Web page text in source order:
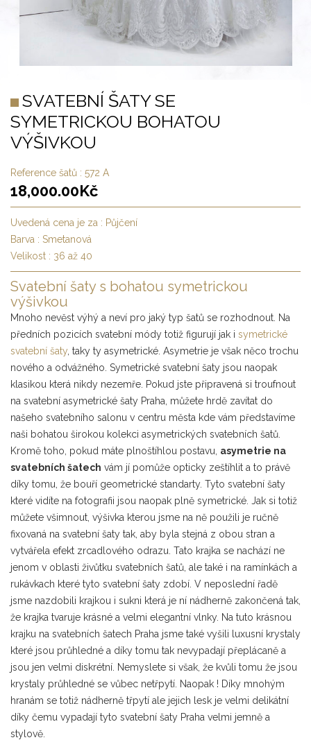
SVATEBNÍ ŠATY SE
SYMETRICKOU BOHATOU
VÝŠIVKOU
Reference šatů : 572 A
18,000.00Kč
Uvedená cena je za : Půjčení
Barva : Smetanová
Velikost : 36 až 40
Svatební šaty s bohatou symetrickou
výšivkou
Mnoho nevěst výhý a neví pro jaký typ šatů se rozhodnout. Na
předních pozicích svatební módy totiž figurují jak i symetrické
svatební šaty , taky ty asymetrické. Asymetrie je však něco trochu
nového a odvážného. Symetrické svatební šaty jsou naopak
klasikou která nikdy nezemře. Pokud jste připravená si troufnout
na svatební asymetrické šaty Praha, můžete hrdě zavítat do
našeho svatebního salonu v centru města kde vám představíme
naši bohatou širokou kolekci asymetrických svatebních šatů.
Kromě toho, pokud máte plnoštíhlou postavu, asymetrie na
svatebních šatech vám jí pomůže opticky zeštíhlit a to právě
díky tomu, že bouří geometrické standarty. Tyto svatební šaty
které vidíte na fotografii jsou naopak plně symetrické. Jak si totiž
můžete všimnout, výšivka kterou jsme na ně použili je ručně
fixovaná na svatební šaty tak, aby byla stejná z obou stran a
vytvářela efekt zrcadlového odrazu. Tato krajka se nachází ne
jenom v oblasti živůtku svatebních šatů, ale také i na ramínkách a
rukávkach které tyto svatební šaty zdobí. V neposlední řadě
jsme nazdobili krajkou i sukni která je ní nádherně zakončená tak,
že krajka tvaruje krásné a velmi elegantní vlnky. Na tuto krásnou
krajku na svatebních šatech Praha jsme také vyšili luxusní krystaly
které jsou průhledné a díky tomu tak nevypadají přeplácaně a
jsou jen velmi diskrétní. Nemyslete si však, že kvůli tomu že jsou
krystaly průhledné se vůbec netřpytí. Naopak ! Díky mnohým
hranám se totiž nádherně třpytí ale jejich lesk je velmi delikátní
díky čemu vypadají tyto svatební šaty Praha velmi jemně a
stylově.